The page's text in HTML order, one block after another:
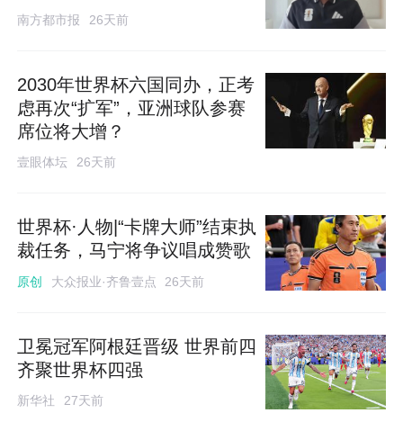
南方都市报 26天前
2030年世界杯六国同办，正考
虑再次“扩军”，亚洲球队参赛
席位将大增？
壹眼体坛 26天前
世界杯·人物|“卡牌大师”结束执
裁任务，马宁将争议唱成赞歌
原创 大众报业·齐鲁壹点 26天前
卫冕冠军阿根廷晋级 世界前四
齐聚世界杯四强
新华社 27天前